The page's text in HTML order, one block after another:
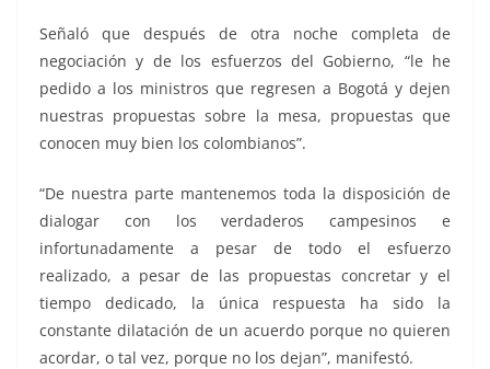
Señaló que después de otra noche completa de
negociación y de los esfuerzos del Gobierno, “le he
pedido a los ministros que regresen a Bogotá y dejen
nuestras propuestas sobre la mesa, propuestas que
conocen muy bien los colombianos”.
“De nuestra parte mantenemos toda la disposición de
dialogar con los verdaderos campesinos e
infortunadamente a pesar de todo el esfuerzo
realizado, a pesar de las propuestas concretar y el
tiempo dedicado, la única respuesta ha sido la
constante dilatación de un acuerdo porque no quieren
acordar, o tal vez, porque no los dejan”, manifestó.